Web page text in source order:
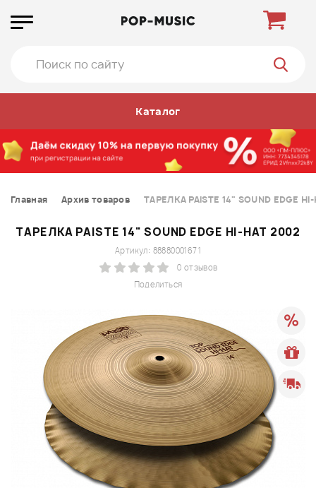
Каталог
Главная Архив товаров ТАРЕЛКА PAISTE 14" SOUND EDGE
ТАРЕЛКА PAISTE 14" SOUND EDGE HI-HAT 2002
Поделиться
Артикул: 88880001671
0 отзывов